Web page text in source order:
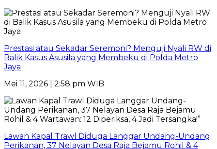
Prestasi atau Sekadar Seremoni? Menguji Nyali RW di
Balik Kasus Asusila yang Membeku di Polda Metro
Jaya
Mei 11, 2026 | 2:58 pm WIB
Lawan Kapal Trawl Diduga Langgar Undang-Undang
Perikanan, 37 Nelayan Desa Raja Bejamu Rohil & 4